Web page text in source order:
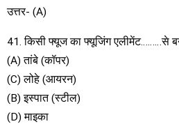
उत्तर- (A)
41. किसी फ्यूज का फ्यूजिंग एलीमेंट………से
(A) तांबे (कॉपर)
(C) लोहे (आयरन)
(B) इस्पात (स्टील)
(D) माइका